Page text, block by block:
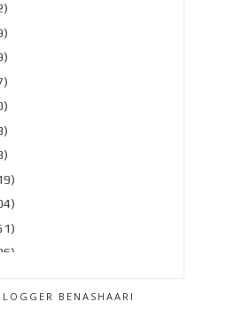
2011(303)
BENASHAARI